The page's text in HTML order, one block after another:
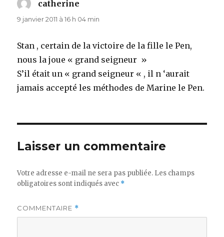
catherine
9 janvier 2011 à 16 h 04 min
Stan , certain de la victoire de la fille le Pen,
nous la joue « grand seigneur »
S’il était un « grand seigneur « , il n ‘aurait
jamais accepté les méthodes de Marine le Pen.
Laisser un commentaire
Votre adresse e-mail ne sera pas publiée. Les champs
obligatoires sont indiqués avec *
COMMENTAIRE *